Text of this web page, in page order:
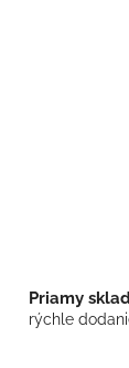
Priamy
rýchle